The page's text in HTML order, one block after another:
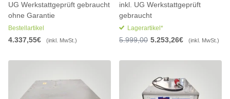
UG Werkstattgeprüft gebraucht
ohne Garantie
Bestellartikel
4.337,55€ (inkl. MwSt.)
inkl. UG Werkstattgeprüft
gebraucht
Lagerartikel*
5.999,00 5.253,26€ (inkl. MwSt.)